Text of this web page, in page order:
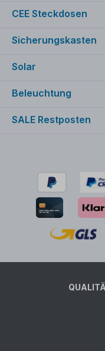
CEE Steckdosen
Sicherungskasten
Solar
Beleuchtung
SALE Restposten